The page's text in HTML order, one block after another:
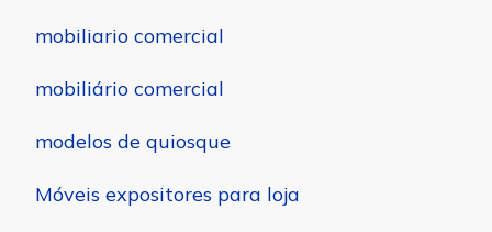
mobiliario comercial
mobiliário comercial
modelos de quiosque
Móveis expositores para loja